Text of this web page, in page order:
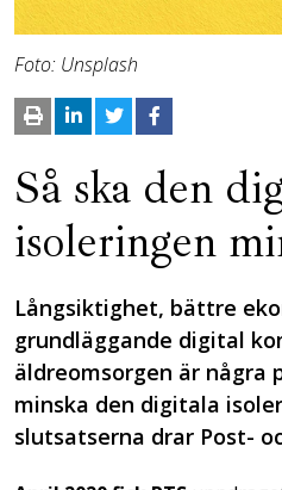
Foto: Unsplash
Så ska den
isoleringen
Långsiktighet, bättre
grundläggande digital
äldreomsorgen är några
minska den digitala
slutsatserna drar Post-